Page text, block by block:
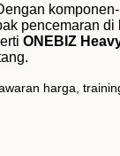
pencemaran
ONEBIZ
harga,